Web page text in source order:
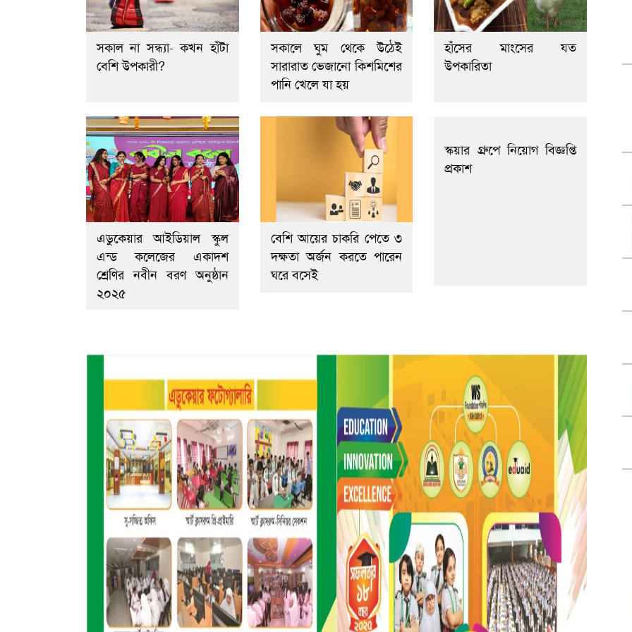
সকাল না সন্ধ্যা- কখন হাঁটা
বেশি উপকারী?
সকালে ঘুম থেকে উঠেই
সারারাত ভেজানো কিশমিশের
পানি খেলে যা হয়
হাঁসের মাংসের যত
উপকারিতা
এডুকেয়ার আইডিয়াল স্কুল
এন্ড কলেজের একাদশ
শ্রেণির নবীন বরণ অনুষ্ঠান
২০২৫
বেশি আয়ের চাকরি পেতে ৩
দক্ষতা অর্জন করতে পারেন
ঘরে বসেই
স্কয়ার গ্রুপে নিয়োগ বিজ্ঞপ্তি
প্রকাশ